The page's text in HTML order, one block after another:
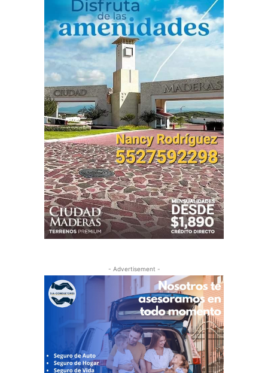
- Advertisement -